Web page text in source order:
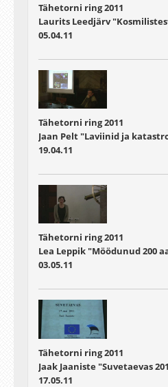
Tähetorni ring 2011
Laurits Leedjärv
05.04.11
Tähetorni ring 2011
Jaan Pelt "Laviinid ja
19.04.11
Tähetorni ring 2011
Lea Leppik "Möödunud 200
03.05.11
Tähetorni ring 2011
Jaak Jaaniste "Suvetaevas
17.05.11